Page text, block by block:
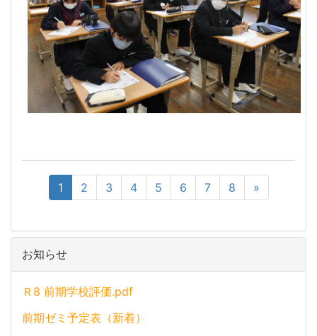
1 2 3 4 5 6 7 8 »
お知らせ
Ｒ8 前期学校評価.pdf
前期ゼミ予定表（新着）